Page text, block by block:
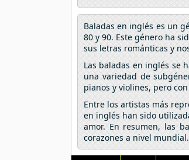
Baladas en inglés es un
80 y 90. Este género ha
sus letras románticas y
Las baladas en inglés se
una variedad de
pianos y violines, pero
Entre los artistas más
en inglés han sido
amor. En resumen, las
corazones a nivel mundial.